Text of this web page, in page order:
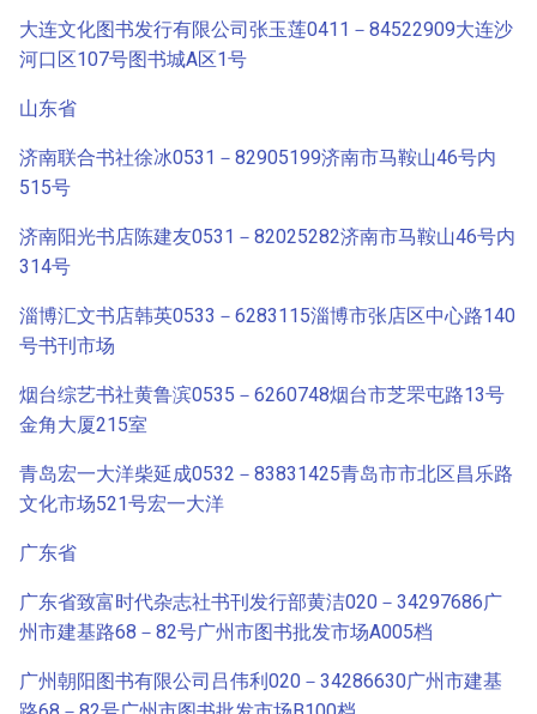
大连文化图书发行有限公司张玉莲0411－84522909大连沙
河口区107号图书城A区1号
山东省
济南联合书社徐冰0531－82905199济南市马鞍山46号内
515号
济南阳光书店陈建友0531－82025282济南市马鞍山46号内
314号
淄博汇文书店韩英0533－6283115淄博市张店区中心路140
号书刊市场
烟台综艺书社黄鲁滨0535－6260748烟台市芝罘屯路13号
金角大厦215室
青岛宏一大洋柴延成0532－83831425青岛市市北区昌乐路
文化市场521号宏一大洋
广东省
广东省致富时代杂志社书刊发行部黄洁020－34297686广
州市建基路68－82号广州市图书批发市场A005档
广州朝阳图书有限公司吕伟利020－34286630广州市建基